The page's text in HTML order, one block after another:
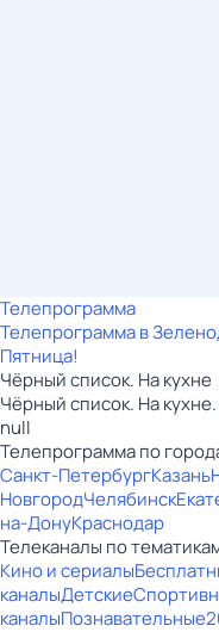
Телепрограмма
Телепрограмма в
Пятница!
Чёрный список. На кухне
Чёрный список. На
null
Телепрограмма по
Санкт-ПетербургКазань
НовгородЧелябинск
на-ДонуКраснодар
Телеканалы по
Кино и сериалы
каналыДетские
каналыПознавательные